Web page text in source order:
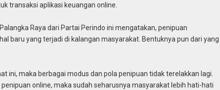
transaksi aplikasi keuangan online.
Raya dari Partai Perindo ini mengatakan, penipuan
baru yang terjadi di kalangan masyarakat. Bentuknya pun dari yang
ini, maka berbagai modus dan pola penipuan tidak terelakkan lagi.
online, maka sudah seharusnya masyarakat lebih hati-hati